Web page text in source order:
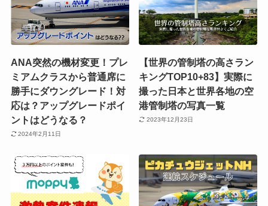
ANA突然の機材変更！プレ
ミアムクラスから普通席に
勝手にダウングレード！対
応は？アップグレードポイ
ントはどうなる？
2024年2月11日
【世界の管制塔の高さラン
キングTOP10+83】実際に
撮った日本と世界各地の空
港管制塔の写真一覧
2023年12月23日